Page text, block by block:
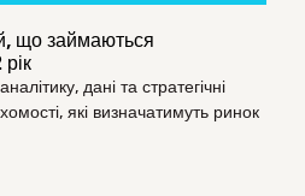
що займаються
дані та стратегічні
які визначатимуть ринок